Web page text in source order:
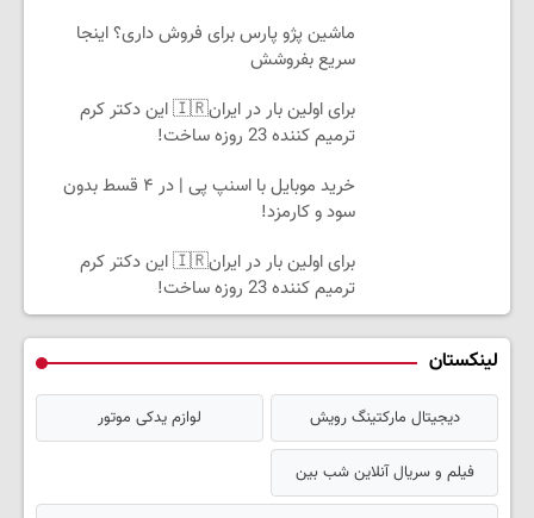
ماشین پژو پارس برای فروش داری؟ اینجا
سریع بفروشش
برای اولین بار در ایران🇮🇷 این دکتر کرم
ترمیم کننده 23 روزه ساخت!
خرید موبایل با اسنپ پی | در ۴ قسط بدون
سود و کارمزد!
برای اولین بار در ایران🇮🇷 این دکتر کرم
ترمیم کننده 23 روزه ساخت!
لینکستان
دیجیتال مارکتینگ رویش لوازم یدکی موتور
فیلم و سریال آنلاین شب بین